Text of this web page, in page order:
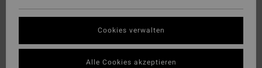
Cookies verwalten
Alle Cookies akzeptieren